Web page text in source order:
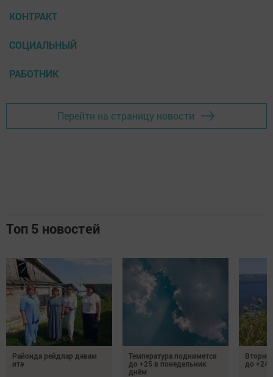
КОНТРАКТ
СОЦИАЛЬНЫЙ
РАБОТНИК
Перейти на страницу новости
Топ 5 новостей
Районда рейдлар дәвам
итә
Температура поднимется
до +25 в понедельник
днём
до +24